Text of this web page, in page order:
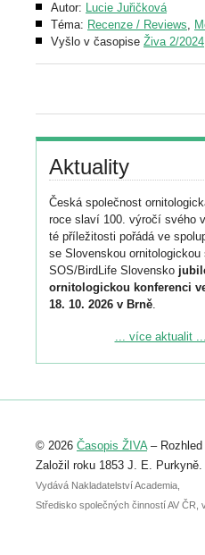
Autor: Lucie Juřičková
Téma: Recenze / Reviews,
Vyšlo v časopise Živa 2/2024
Aktuality
Česká společnost
roce slaví 100. výročí svého
té příležitosti pořádá ve
se Slovenskou ornitologickou
SOS/BirdLife Slovensko
ornitologickou konferenci
18. 10. 2026 v Brně.
Podrobnější informace ke
Registrovat se můžete do 6.
abstraktu přihlášené
posteru je už 30. června.
... více aktualit ...
© 2026 Časopis ŽIVA– Rozhled
Založil roku 1853 J. E. Purkyně.
Vydává Nakladatelství Academia,
Středisko společných činností AV ČR,